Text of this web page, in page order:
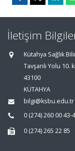
İletişim
Kütahya Sağlık
Tavşanlı Yolu 10.
43100
KÜTAHYA
bilgi@ksbu.edu.tr
0 (274) 260 00 43-
0 (274) 265 22 85